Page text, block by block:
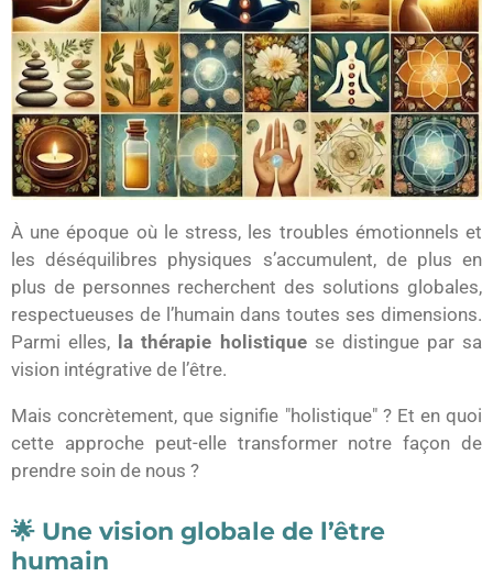
À une époque où le stress, les troubles émotionnels et
les déséquilibres physiques s’accumulent, de plus en
plus de personnes recherchent des solutions globales,
respectueuses de l’humain dans toutes ses dimensions.
Parmi elles,
la thérapie holistiquese distingue par sa
vision intégrative de l’être.
Mais concrètement, que signifie "holistique" ? Et en quoi
cette approche peut-elle transformer notre façon de
prendre soin de nous ?
🌟 Une vision globale de l’être
humain